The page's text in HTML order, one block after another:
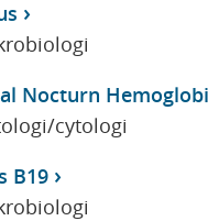
Nocturn
cytologi
B19